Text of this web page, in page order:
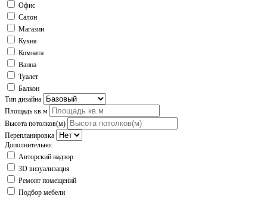
Офис
Салон
Магазин
Кухня
Комната
Ванна
Туалет
Балкон
Тип дизайна
Площадь кв.м
Высота потолков(м)
Перепланировка
Дополнительно:
Авторский надзор
3D визуализация
Ремонт помещений
Подбор мебели